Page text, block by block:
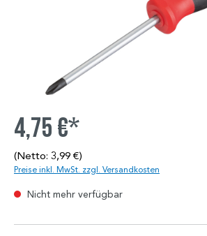
4,75 €*
(Netto: 3,99 €)
Preise inkl. MwSt. zzgl. Versandkosten
Nicht mehr verfügbar